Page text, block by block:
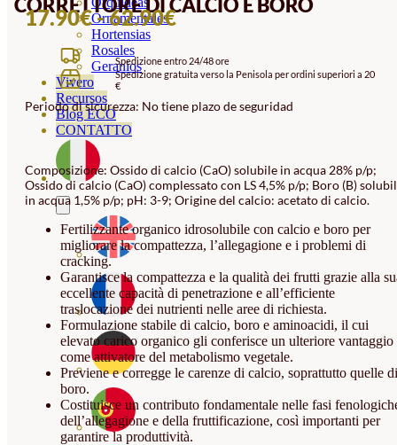
Ornamentales
Hortensias
Rosales
Geranios
Vivero
Recursos
Blog ECO
CONTATTO
17.90€-62.90€FASCIA
PREZZO:
17.90€
62.90€
Spedizione entro 24/48 ore
Spedizione gratuita verso la Penisola per ordini superiori a 20
€
Periodo di sicurezza: No tiene plazo de seguridad
Composizione: Ossido di calcio (CaO) solubile in acqua 28% p/p;
Ossido di calcio (CaO) complessato con LS 4,5% p/p; Boro (B)
in acqua 1,5% p/p; pH: 3-9; Origine del calcio: acetato di calcio.
Fertilizzante organico idrosolubile con calcio e boro per
migliorare la compattezza, l’allegagione e i problemi di
cracking.
Garantisce la compattezza e la qualità dei frutti grazie alla
eccellente capacità di penetrazione e all’efficiente
traslocazione dei nutrienti nelle aree di richiesta.
Formulazione stabile di calcio, boro e aminoacidi, il cui
elevato carico organico gli conferisce un ulteriore vantaggio
come attivatore del metabolismo vegetale.
Previene e corregge le carenze di calcio, soprattutto quelle di
boro.
Costituisce un contributo fondamentale nelle fasi
dell’allegagione e della fruttificazione, così importanti per
garantire la produttività.